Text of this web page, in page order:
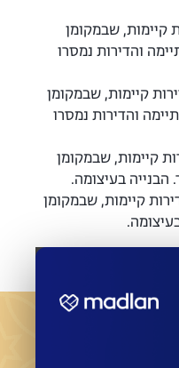
קיימות, שבמקומן
הסתיימה והדירות נמסרו
דירות קיימות, שבמקומן
הסתיימה והדירות נמסרו
קיימות, שבמקומן
דירות קיימות, שבמקומן